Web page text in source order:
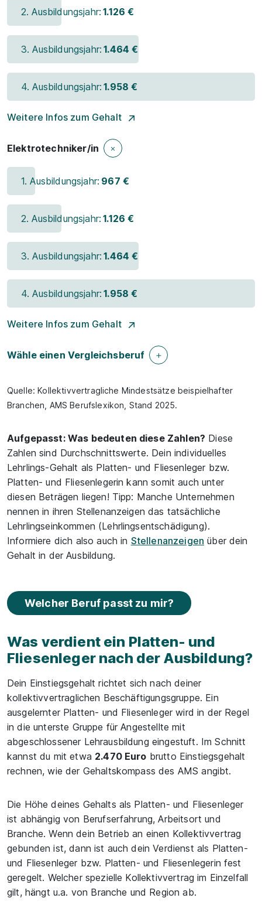
2. Ausbildungsjahr: 1.126 €
3. Ausbildungsjahr: 1.464 €
4. Ausbildungsjahr: 1.958 €
Weitere Infos zum Gehalt
Elektrotechniker/in
1. Ausbildungsjahr: 967 €
2. Ausbildungsjahr: 1.126 €
3. Ausbildungsjahr: 1.464 €
4. Ausbildungsjahr: 1.958 €
Weitere Infos zum Gehalt
Wähle einen Vergleichsberuf
Quelle: Kollektivvertragliche Mindestsätze beispielhafter
Branchen, AMS Berufslexikon, Stand 2025.
Aufgepasst: Was bedeuten diese Zahlen? Diese
Zahlen sind Durchschnittswerte. Dein individuelles
Lehrlings-Gehalt als Platten- und Fliesenleger bzw.
Platten- und Fliesenlegerin kann somit auch unter
diesen Beträgen liegen! Tipp: Manche Unternehmen
nennen in ihren Stellenanzeigen das tatsächliche
Lehrlingseinkommen (Lehrlingsentschädigung).
Informiere dich also auch in Stellenanzeigen über dein
Gehalt in der Ausbildung.
Welcher Beruf passt zu mir?
Was verdient ein Platten- und
Fliesenleger nach der Ausbildung?
Dein Einstiegsgehalt richtet sich nach deiner
kollektivvertraglichen Beschäftigungsgruppe. Ein
ausgelernter Platten- und Fliesenleger wird in der Regel
in die unterste Gruppe für Angestellte mit
abgeschlossener Lehrausbildung eingestuft. Im Schnitt
kannst du mit etwa 2.470 Euro brutto Einstiegsgehalt
rechnen, wie der Gehaltskompass des AMS angibt.
Die Höhe deines Gehalts als Platten- und Fliesenleger
ist abhängig von Berufserfahrung, Arbeitsort und
Branche. Wenn dein Betrieb an einen Kollektivvertrag
gebunden ist, dann ist auch dein Verdienst als Platten-
und Fliesenleger bzw. Platten- und Fliesenlegerin fest
geregelt. Welcher spezielle Kollektivvertrag im Einzelfall
gilt, hängt u.a. von Branche und Region ab.